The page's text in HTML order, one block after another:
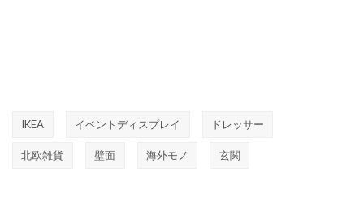
IKEA イベントディスプレイ ドレッサー
北欧雑貨 壁面 海外モノ 玄関